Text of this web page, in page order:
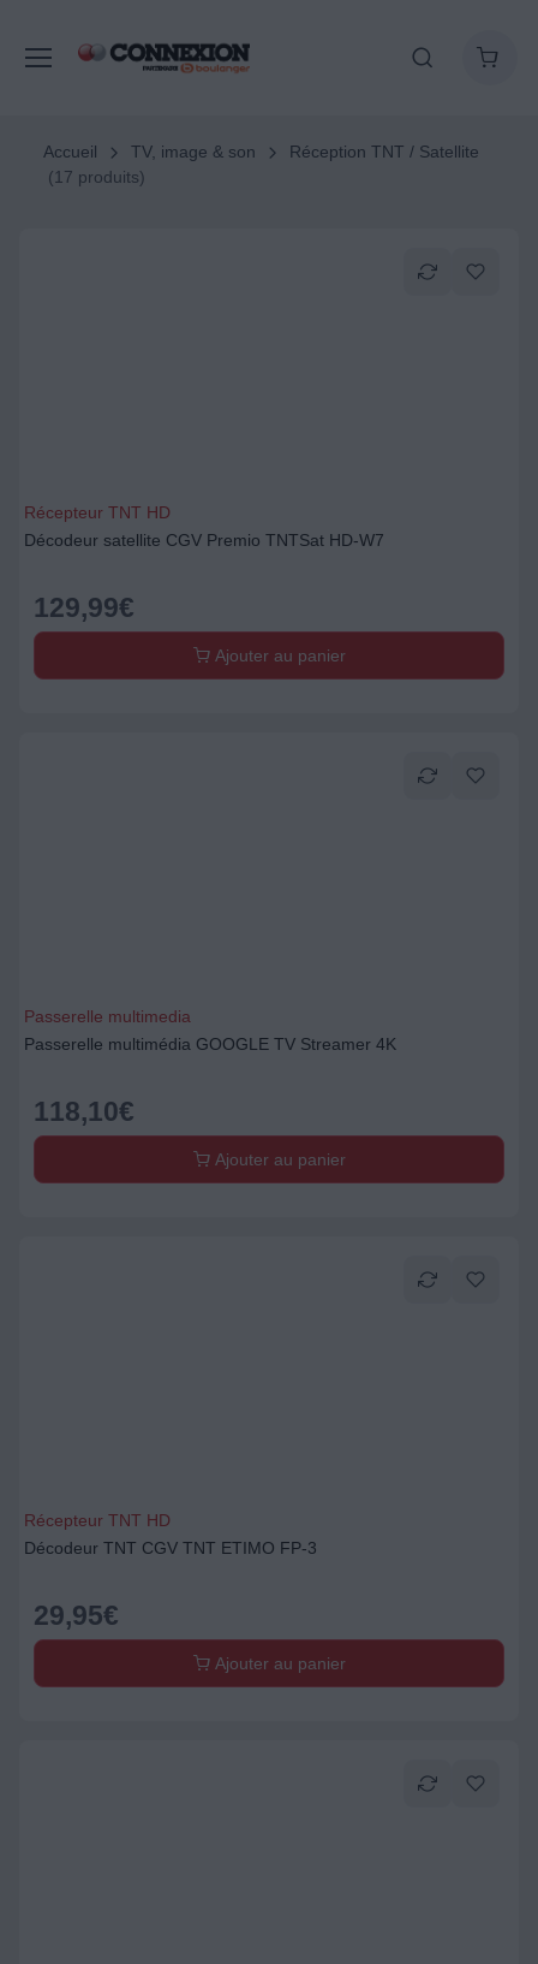
Accueil TV, image & son
Réception TNT / Satellite
(17 produits)
Récepteur TNT HD
Décodeur satellite CGV Premio TNTSat HD-W7
129,99€
Ajouter au panier
Passerelle multimedia
Passerelle multimédia GOOGLE TV Streamer 4K
118,10€
Ajouter au panier
Récepteur TNT HD
Décodeur TNT CGV TNT ETIMO FP-3
29,95€
Ajouter au panier